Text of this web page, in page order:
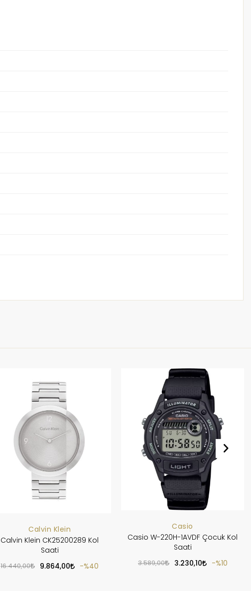
Calvin Klein
Calvin Klein CK25200289 Kol
Saati
16.440,00 9.864,00 %40
Casio
Casio W-220H-1AVDF Çocuk Kol
Saati
3.589,00 3.230,10 %10